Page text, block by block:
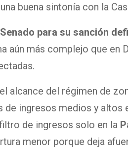
buena sintonía con la
para su sanción
aún más complejo que en
alcance del régimen de
ingresos medios y altos
de ingresos solo en la
menor porque deja